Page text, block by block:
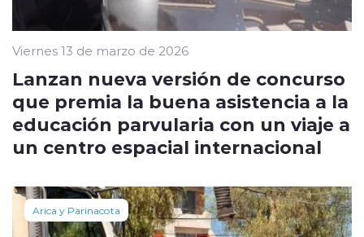
Viernes 13 de marzo de 2026
Lanzan nueva versión de concurso
que premia la buena asistencia a la
educación parvularia con un viaje a
un centro espacial internacional
Arica y Parinacota